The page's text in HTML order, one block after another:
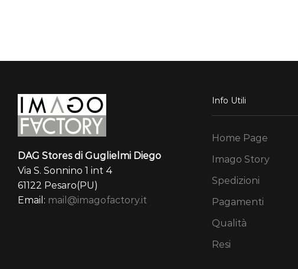
DAG Stores di Guglielmi Diego
Via S. Sonnino 1 int 4
61122 Pesaro(PU)
Email: mail@imagofactory.it
Info Utili
Home Page
Imago Story
Spedizioni
Pagamenti
Qualità
Resi